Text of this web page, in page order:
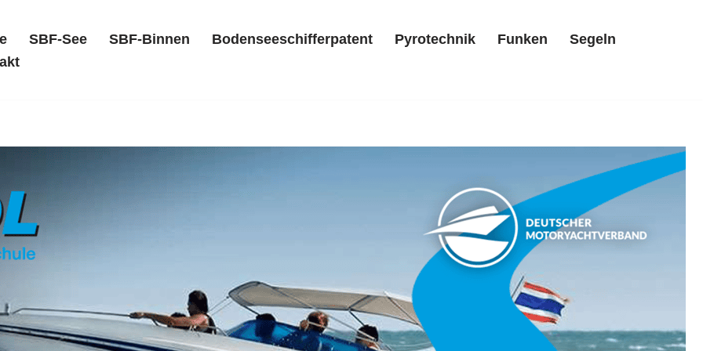
SBF-See SBF-Binnen Bodenseeschifferpatent Pyrotechnik Funken
Segeln